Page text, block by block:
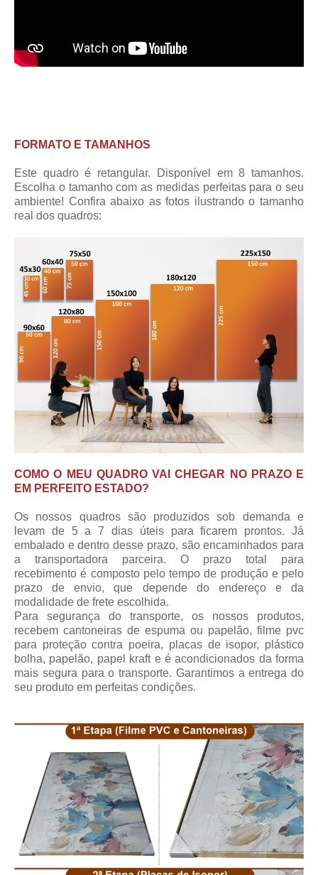
FORMATO E TAMANHOS
Este quadro é retangular. Disponível em 8 tamanhos.
Escolha o tamanho com as medidas perfeitas para o seu
ambiente! Confira abaixo as fotos ilustrando o tamanho
real dos quadros:
COMO O MEU QUADRO VAI CHEGAR NO PRAZO E
EM PERFEITO ESTADO?
Os nossos quadros são produzidos sob demanda e
levam de 5 a 7 dias úteis para ficarem prontos. Já
embalado e dentro desse prazo, são encaminhados para
a transportadora parceira. O prazo total para
recebimento é composto pelo tempo de produção e pelo
prazo de envio, que depende do endereço e da
modalidade de frete escolhida.
Para segurança do transporte, os nossos produtos,
recebem cantoneiras de espuma ou papelão, filme pvc
para proteção contra poeira, placas de isopor, plástico
bolha, papelão, papel kraft e é acondicionados da forma
mais segura para o transporte. Garantimos a entrega do
seu produto em perfeitas condições.